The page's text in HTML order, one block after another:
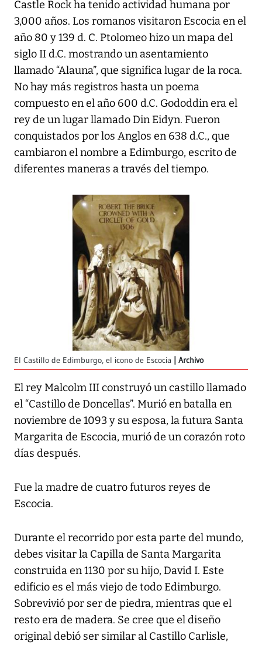
Castle Rock ha tenido actividad humana por
3,000 años. Los romanos visitaron Escocia en el
año 80 y 139 d. C. Ptolomeo hizo un mapa del
siglo II d.C. mostrando un asentamiento
llamado “Alauna”, que significa lugar de la roca.
No hay más registros hasta un poema
compuesto en el año 600 d.C. Gododdin era el
rey de un lugar llamado Din Eidyn. Fueron
conquistados por los Anglos en 638 d.C., que
cambiaron el nombre a Edimburgo, escrito de
diferentes maneras a través del tiempo.
El Castillo de Edimburgo, el icono de Escocia Archivo
El rey Malcolm III construyó un castillo llamado
el “Castillo de Doncellas”. Murió en batalla en
noviembre de 1093 y su esposa, la futura Santa
Margarita de Escocia, murió de un corazón roto
días después.
Fue la madre de cuatro futuros reyes de
Escocia.
Durante el recorrido por esta parte del mundo,
debes visitar la Capilla de Santa Margarita
construida en 1130 por su hijo, David I. Este
edificio es el más viejo de todo Edimburgo.
Sobrevivió por ser de piedra, mientras que el
resto era de madera. Se cree que el diseño
original debió ser similar al Castillo Carlisle,